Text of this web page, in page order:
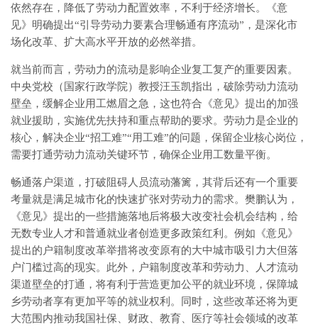
依然存在，降低了劳动力配置效率，不利于经济增长。《意
见》明确提出“引导劳动力要素合理畅通有序流动”，是深化市
场化改革、扩大高水平开放的必然举措。
就当前而言，劳动力的流动是影响企业复工复产的重要因素。
中央党校（国家行政学院）教授汪玉凯指出，破除劳动力流动
壁垒，缓解企业用工燃眉之急，这也符合《意见》提出的加强
就业援助，实施优先扶持和重点帮助的要求。劳动力是企业的
核心，解决企业“招工难”“用工难”的问题，保留企业核心岗位，
需要打通劳动力流动关键环节，确保企业用工数量平衡。
畅通落户渠道，打破阻碍人员流动藩篱，其背后还有一个重要
考量就是满足城市化的快速扩张对劳动力的需求。樊鹏认为，
《意见》提出的一些措施落地后将极大改变社会机会结构，给
无数专业人才和普通就业者创造更多政策红利。例如《意见》
提出的户籍制度改革举措将改变原有的大中城市吸引力大但落
户门槛过高的现实。此外，户籍制度改革和劳动力、人才流动
渠道壁垒的打通，将有利于营造更加公平的就业环境，保障城
乡劳动者享有更加平等的就业权利。同时，这些改革还将为更
大范围内推动我国社保、财政、教育、医疗等社会领域的改革